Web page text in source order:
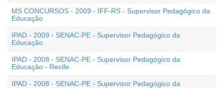
MS CONCURSOS - 2009 - IFF-RS - Supervisor Pedagógico da
Educação
IPAD - 2009 - SENAC-PE - Supervisor Pedagógico da
Educação
IPAD - 2008 - SENAC-PE - Supervisor Pedagógico da
Educação - Recife
IPAD - 2008 - SENAC-PE - Supervisor Pedagógico da